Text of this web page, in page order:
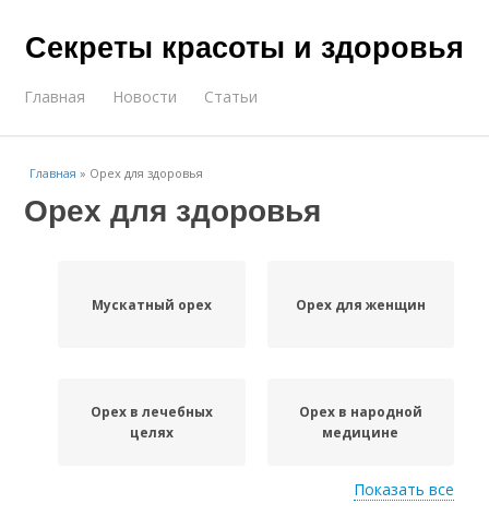
Секреты красоты и здоровья
Главная Новости Статьи
Главная » Орех для здоровья
Орех для здоровья
Мускатный орех Орех для женщин
Орех в лечебных
целях
Орех в народной
медицине
Показать все